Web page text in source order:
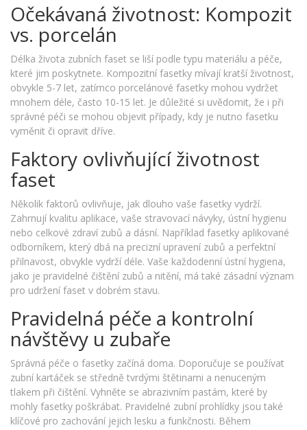
Očekávaná životnost: Kompozit
vs. porcelán
Délka života zubních faset se liší podle typu materiálu a péče,
které jim poskytnete. Kompozitní fasetky mívají kratší životnost,
obvykle 5-7 let, zatímco porcelánové fasetky mohou vydržet
mnohem déle, často 10-15 let. Je důležité si uvědomit, že i při
správné péči se mohou objevit případy, kdy je nutno fasetku
vyměnit či opravit dříve.
Faktory ovlivňující životnost
faset
Několik faktorů ovlivňuje, jak dlouho vaše fasetky vydrží.
Zahrnují kvalitu aplikace, vaše stravovací návyky, ústní hygienu
nebo celkové zdraví zubů a dásní. Například fasetky aplikované
odborníkem, který dbá na precizní upravení zubů a perfektní
přilnavost, obvykle vydrží déle. Vaše každodenní ústní hygiena,
jako je pravidelné čištění zubů a nitění, má také zásadní význam
pro udržení faset v dobrém stavu.
Pravidelná péče a kontrolní
návštěvy u zubaře
Správná péče o fasetky začíná doma. Doporučuje se používat
zubní kartáček se středně tvrdými štětinami a nenuceným
tlakem při čištění. Vyhněte se abrazivním pastám, které by
mohly fasetky poškrábat. Pravidelné zubní prohlídky jsou také
klíčové pro zachování jejich lesku a funkčnosti. Během